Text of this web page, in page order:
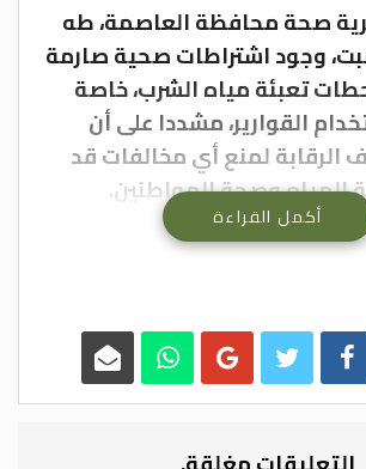
صحة محافظة العاصمة، طه
وجود اشتراطات صحية صارمة
تعبئة مياه الشرب، خاصة
القوارير، مشددا على أن
الرقابة لمنع أي مخالفات قد
المياه وصحة المواطنين.
في تصريحات لقناة المملكة إن
وآلية النقل، والتبريد،
المياه، مؤكدا ضرورة الالتزام
أكمل القراءة